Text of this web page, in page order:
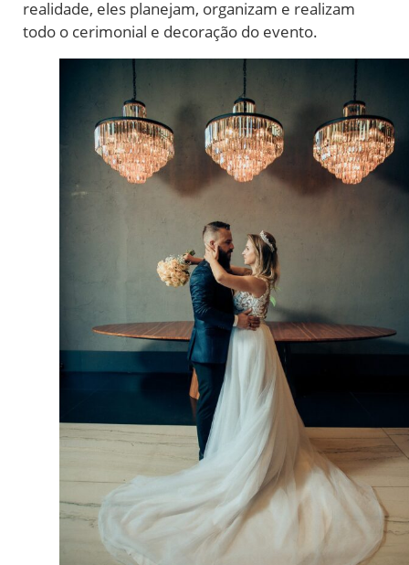
realidade, eles planejam, organizam e realizam
todo o cerimonial e decoração do evento.